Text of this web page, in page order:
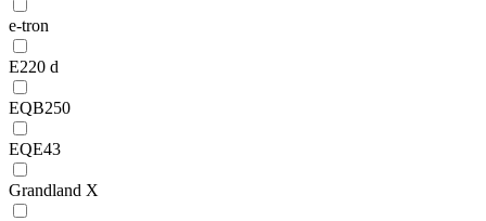
e-tron
E220 d
EQB250
EQE43
Grandland X